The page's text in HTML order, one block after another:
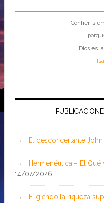
Confíen
Dios es
-
El desconcertante John
Hermenéutica – El
14/07/2026
Eligiendo la riqueza